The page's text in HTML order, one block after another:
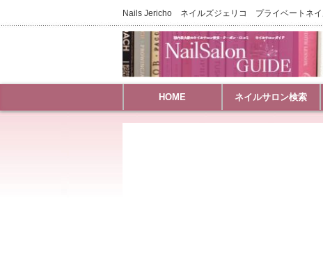
Nails Jericho ネイルズジェリコ プライベートネイ
HOME ネイルサロン検索